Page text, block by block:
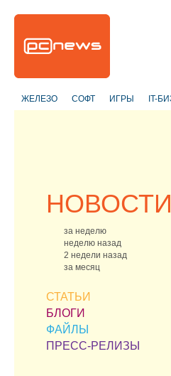
ЖЕЛЕЗО СОФТ ИГРЫ IT-
НОВОСТИ
за неделю
неделю назад
2 недели назад
за месяц
СТАТЬИ
БЛОГИ
ФАЙЛЫ
ПРЕСС-РЕЛИЗЫ